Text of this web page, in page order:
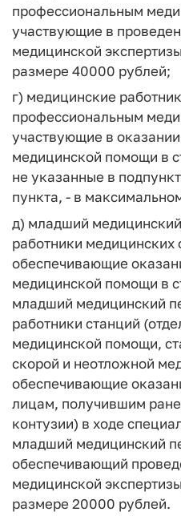
профессиональным
участвующие в
медицинской
размере 40000 рублей;
г) медицинские
профессиональным
участвующие в
медицинской помощи в
не указанные в
пункта, - в
д) младший
работники медицинских
обеспечивающие
медицинской помощи в
младший медицинский
работники станций
медицинской помощи,
скорой и неотложной
обеспечивающие
лицам, получившим
контузии) в ходе
младший медицинский
обеспечивающий
медицинской
размере 20000 рублей.